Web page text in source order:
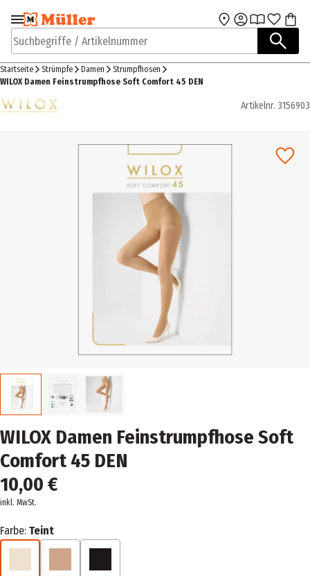
Zur Navigation
springen
Zum Hauptinhalt
Suchbegriffe / Artikelnummer
Startseite Strümpfe Damen
Strumpfhosen
WILOX Damen Feinstrumpfhose Soft Comfort 45 DEN
Artikelnr. 3156903
WILOX Damen Feinstrumpfhose Soft
Comfort 45 DEN
10,00 €
inkl. MwSt.
Farbe: Teint